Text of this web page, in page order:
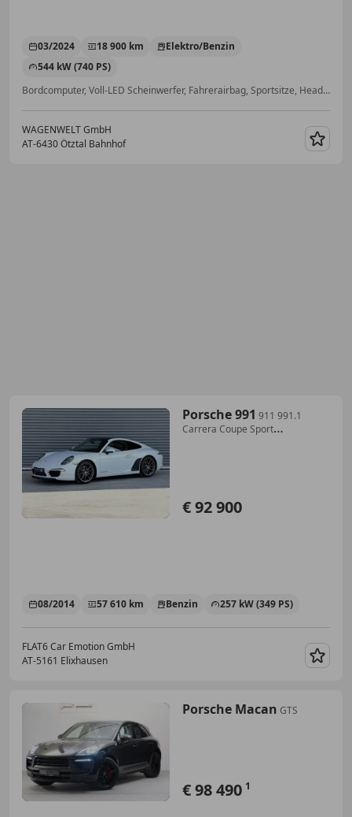
03/2024 18 900 km
Elektro/Benzin
544 kW (740 PS)
Bordcomputer, Voll-LED Scheinwerfer, Fahrerairbag, Sportsitze, Head-up display, Schaltwippen, Verkehrszeichenerkennung, Sportpaket
WAGENWELT GmbH
AT-6430 Ötztal Bahnhof
Porsche 991 911 991.1
Carrera Coupe Sport
€ 92 900
08/2014 57 610 km Benzin 257 kW (349 PS)
FLAT6 Car Emotion GmbH
AT-5161 Elixhausen
Porsche Macan GTS
€ 98 490 1